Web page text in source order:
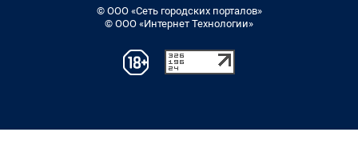
© ООО «Сеть городских порталов»
© ООО «Интернет Технологии»